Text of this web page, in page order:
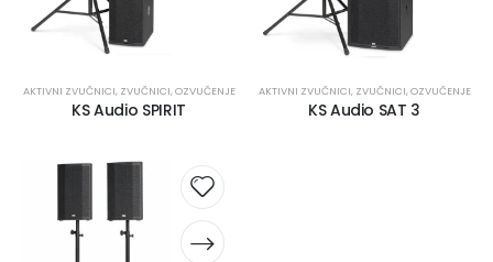
AKTIVNI ZVUČNICI, ZVUČNICI,OZVUČENJE
KS Audio SPIRIT
AKTIVNI ZVUČNICI, ZVUČNICI,OZVUČENJE
KS Audio SAT 3